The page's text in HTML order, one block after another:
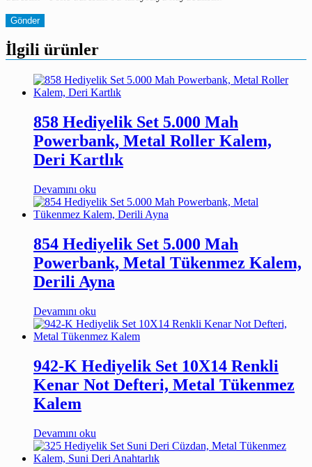
İlgili ürünler
858 Hediyelik Set 5.000 Mah
Powerbank, Metal Roller Kalem,
Deri Kartlık
Devamını oku
854 Hediyelik Set 5.000 Mah
Powerbank, Metal Tükenmez Kalem,
Derili Ayna
Devamını oku
942-K Hediyelik Set 10X14 Renkli
Kenar Not Defteri, Metal Tükenmez
Kalem
Devamını oku